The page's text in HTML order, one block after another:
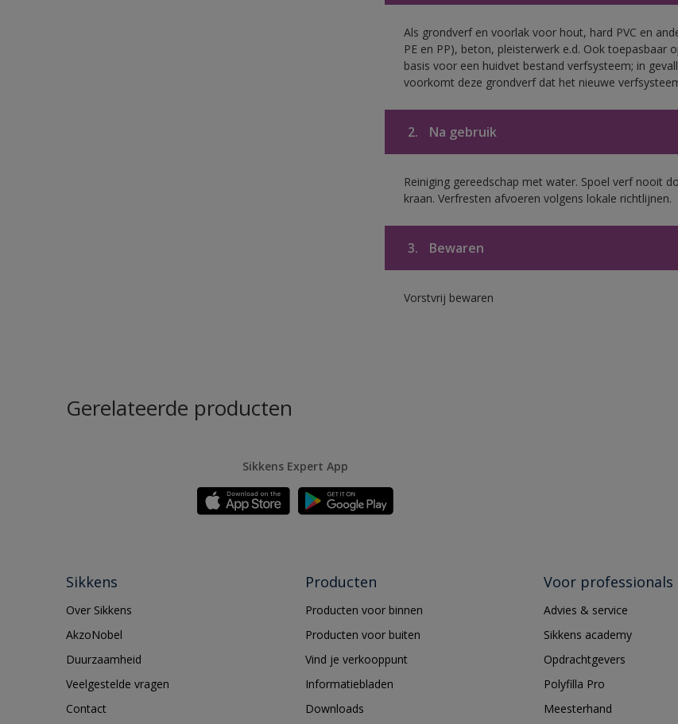
Als grondverf en voorlak voor hout, hard PVC en
PE en PP), beton, pleisterwerk e.d. Ook toepasbaar
basis voor een huidvet bestand verfsysteem; in
voorkomt deze grondverf dat het nieuwe
2. Na gebruik
Reiniging gereedschap met water. Spoel verf nooit
kraan. Verfresten afvoeren volgens lokale richtlijnen.
3. Bewaren
Vorstvrij bewaren
Gerelateerde producten
Sikkens Expert App
Sikkens
Over Sikkens
AkzoNobel
Duurzaamheid
Veelgestelde vragen
Contact
Producten
Producten voor binnen
Producten voor buiten
Vind je verkooppunt
Informatiebladen
Downloads
Voor professionals
Advies & service
Sikkens academy
Opdrachtgevers
Polyfilla Pro
Meesterhand